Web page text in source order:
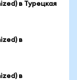
в Турецкая
в
в